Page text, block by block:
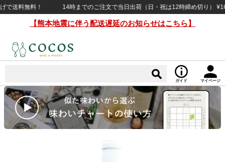
料無料！ 14時までのご注文で当日出荷（日・祝は12時締め切り）
【熊本地震に伴う配送遅延のお知らせはこちら】
ガイド マイページ